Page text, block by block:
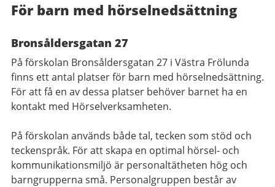
För barn med hörselnedsättning
Bronsåldersgatan 27
På förskolan Bronsåldersgatan 27 i Västra Frölunda
finns ett antal platser för barn med hörselnedsättning.
För att få en av dessa platser behöver barnet ha en
kontakt med Hörselverksamheten.
På förskolan används både tal, tecken som stöd och
teckenspråk. För att skapa en optimal hörsel- och
kommunikationsmiljö är personaltätheten hög och
barngrupperna små. Personalgruppen består av